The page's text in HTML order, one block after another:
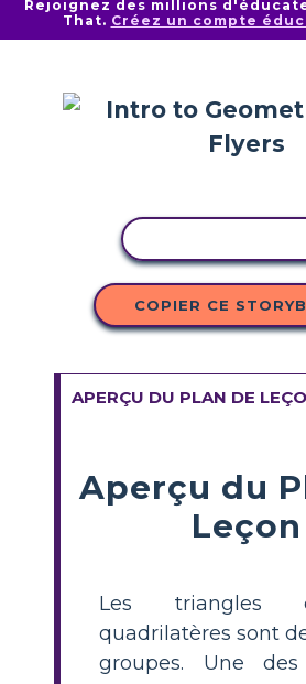
Rejoignez des millions
That. Créez un compte
COPIER CE
APERÇU DU PLAN DE
Aperçu du
Leçon
Les triangles
quadrilatères sont
groupes. Une